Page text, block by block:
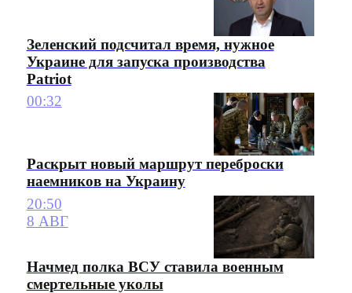
Зеленский подсчитал время, нужное
Украине для запуска производства
Patriot
00:32
Раскрыт новый маршрут переброски
наемников на Украину
20:50
8 АВГ
Начмед полка ВСУ ставила военным
смертельные уколы